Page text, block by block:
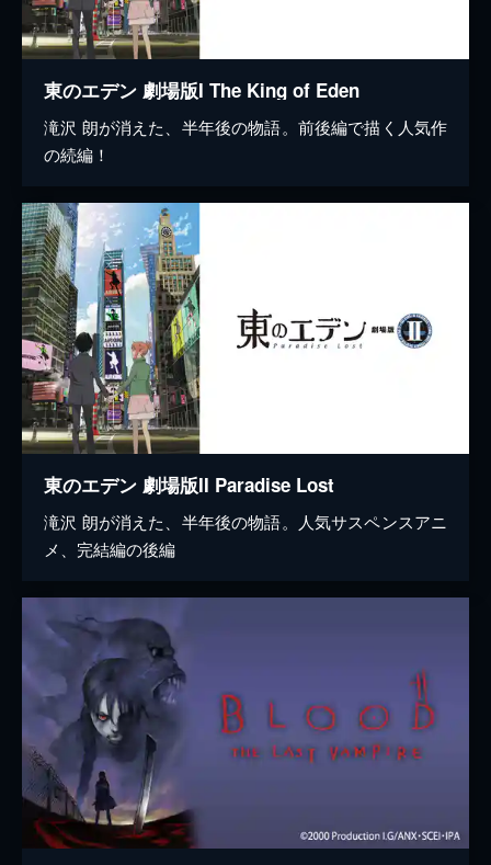
東のエデン 劇場版I The King of Eden
滝沢 朗が消えた、半年後の物語。前後編で描く人気作
の続編！
東のエデン 劇場版II Paradise Lost
滝沢 朗が消えた、半年後の物語。人気サスペンスアニ
メ、完結編の後編